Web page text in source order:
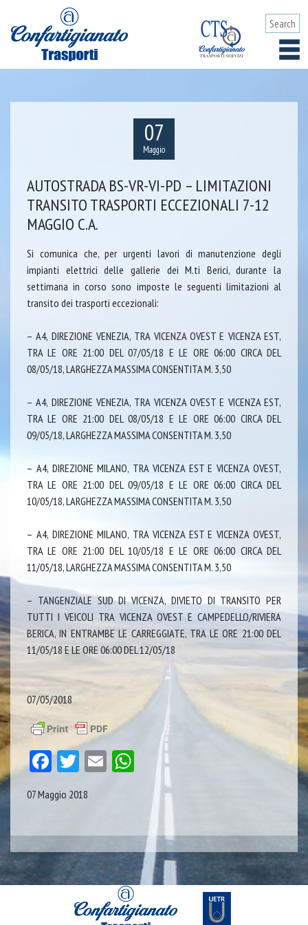
07
Maggio
AUTOSTRADA BS-VR-VI-PD – LIMITAZIONI
TRANSITO TRASPORTI ECCEZIONALI 7-12
MAGGIO C.A.
Si comunica che, per urgenti lavori di manutenzione degli
impianti elettrici delle gallerie dei M.ti Berici, durante la
settimana in corso sono imposte le seguenti limitazioni al
transito dei trasporti eccezionali:
– A4, DIREZIONE VENEZIA, TRA VICENZA OVEST E VICENZA EST,
TRA LE ORE 21:00 DEL 07/05/18 E LE ORE 06:00 CIRCA DEL
08/05/18, LARGHEZZA MASSIMA CONSENTITA M. 3,50
– A4, DIREZIONE VENEZIA, TRA VICENZA OVEST E VICENZA EST,
TRA LE ORE 21:00 DEL 08/05/18 E LE ORE 06:00 CIRCA DEL
09/05/18, LARGHEZZA MASSIMA CONSENTITA M. 3,50
– A4, DIREZIONE MILANO, TRA VICENZA EST E VICENZA OVEST,
TRA LE ORE 21:00 DEL 09/05/18 E LE ORE 06:00 CIRCA DEL
10/05/18, LARGHEZZA MASSIMA CONSENTITA M. 3,50
– A4, DIREZIONE MILANO, TRA VICENZA EST E VICENZA OVEST,
TRA LE ORE 21:00 DEL 10/05/18 E LE ORE 06:00 CIRCA DEL
11/05/18, LARGHEZZA MASSIMA CONSENTITA M. 3,50
– TANGENZIALE SUD DI VICENZA, DIVIETO DI TRANSITO PER
TUTTI I VEICOLI TRA VICENZA OVEST E CAMPEDELLO/RIVIERA
BERICA, IN ENTRAMBE LE CARREGGIATE, TRA LE ORE 21:00 DEL
11/05/18 E LE ORE 06:00 DEL 12/05/18
07/05/2018
Facebook
Twitter
Email WhatsApp
07 Maggio 2018